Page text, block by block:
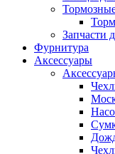
Запчасти
Фурнитура
Аксессуары